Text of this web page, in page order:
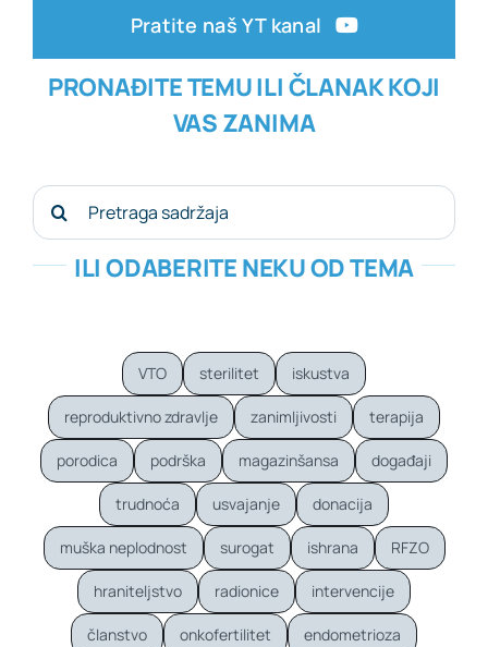
Pratite naš YT kanal
PRONAĐITE TEMU ILI ČLANAK KOJI
VAS ZANIMA
Search
for:
ILI ODABERITE NEKU OD TEMA
VTO sterilitet iskustva
reproduktivno zdravlje zanimljivosti terapija
porodica podrška magazinšansa događaji
trudnoća usvajanje donacija
muška neplodnost surogat ishrana RFZO
hraniteljstvo radionice intervencije
članstvo onkofertilitet endometrioza